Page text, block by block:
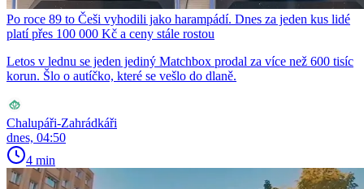
Po roce 89 to Češi vyhodili jako harampádí. Dnes za jeden kus lidé
platí přes 100 000 Kč a ceny stále rostou
Letos v lednu se jeden jediný Matchbox prodal za více než 600 tisíc
korun. Šlo o autíčko, které se vešlo do dlaně.
Chalupáři-Zahrádkáři
dnes, 04:50
4 min